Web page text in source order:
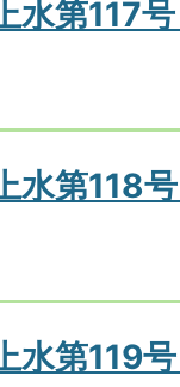
水第117
水第118
水第119